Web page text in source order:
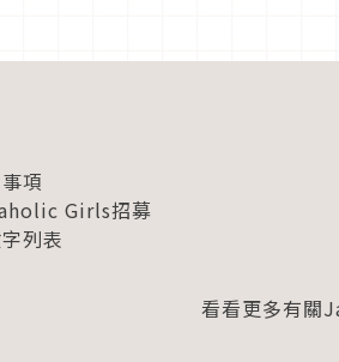
項
Girls招募
列表
看看更多有關